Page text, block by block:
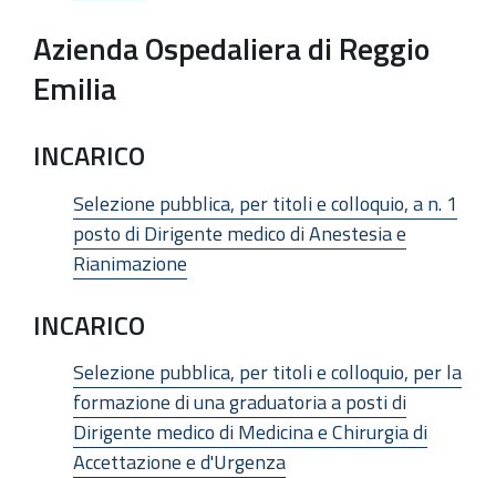
Azienda Ospedaliera di Reggio
Emilia
INCARICO
Selezione pubblica, per titoli e colloquio, a n. 1
posto di Dirigente medico di Anestesia e
Rianimazione
INCARICO
Selezione pubblica, per titoli e colloquio, per la
formazione di una graduatoria a posti di
Dirigente medico di Medicina e Chirurgia di
Accettazione e d'Urgenza